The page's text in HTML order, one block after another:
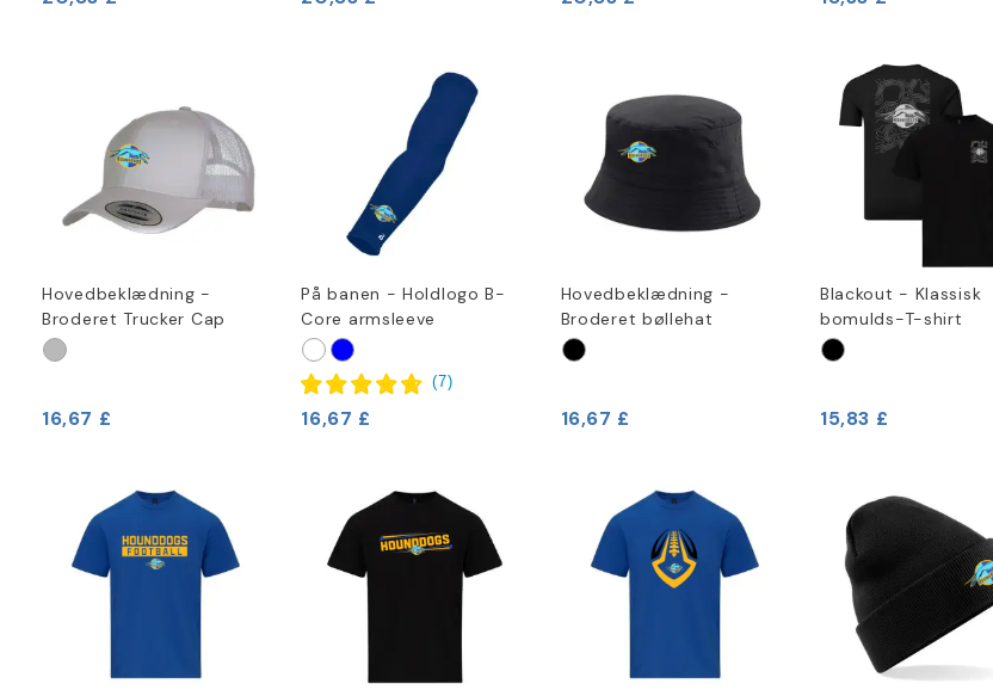
Hovedbeklædning -
Broderet Trucker Cap
16,67 £
På banen - Holdlogo B-
Core armsleeve
(7)
16,67 £
Hovedbeklædning -
Broderet bøllehat
16,67 £
Blackout - Klassisk
bomulds-T-shirt
15,83 £